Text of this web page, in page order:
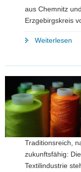
aus Chemnitz
Erzgebirgskreis
Weiterlesen
für
in
Traditionsreich,
zukunftsfähig:
Textilindustrie